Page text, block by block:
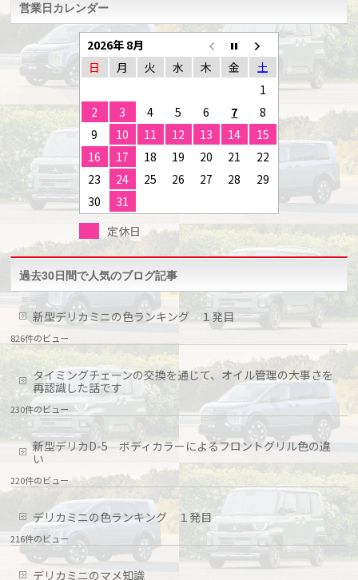
営業日カレンダー
2026年 8月
日
月 火 水 木 金
土
1
2
3 4 5 6 7
8
9
10 11 12 13 14
15
16
17 18 19 20 21
22
23
24 25 26 27 28
29
30
31
定休日
過去30日間で人気のブログ記事
新型デリカミニの色ランキング １発目
826件のビュー
タイミングチェーンの交換を通じて、オイル管理の大事さを
再認識した話です
230件のビュー
新型デリカD-5 ボディカラーによるフロントグリル色の違
い
220件のビュー
デリカミニの色ランキング １発目
216件のビュー
デリカミニのマメ知識